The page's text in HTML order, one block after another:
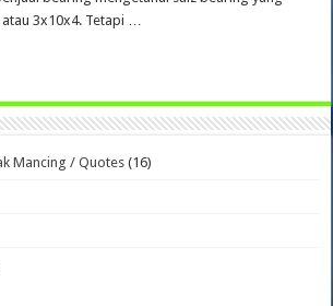
3x10x4. Tetapi …
Mancing / Quotes(16)